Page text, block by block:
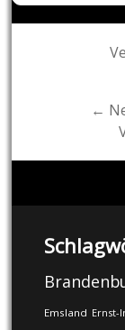
←
Emsland Ernst-